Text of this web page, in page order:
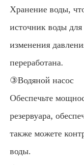
Хранение воды,
источник воды для
изменения
переработана.
③Водяной насос
Обеспечьте
резервуара,
также можете
воды.